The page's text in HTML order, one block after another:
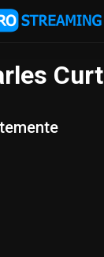
Curt